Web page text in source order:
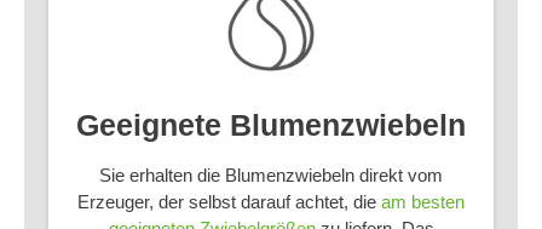
Geeignete Blumenzwiebeln
Sie erhalten die Blumenzwiebeln direkt vom
Erzeuger, der selbst darauf achtet, die am besten